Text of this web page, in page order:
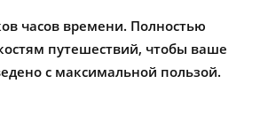
часов времени. Полностью
путешествий, чтобы ваше
с максимальной пользой.